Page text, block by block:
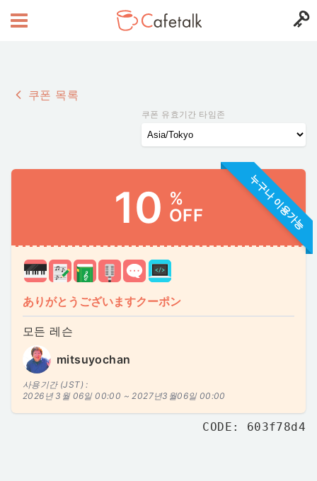
쿠폰 목록
쿠폰 유효기간 타임존
누구나 이용가능
10 %
OFF
ありがとうございますクーポン
모든 레슨
mitsuyochan
사용기간 (JST) :
2026년 3월 06일 00:00 ~2027년3월06일 00:00
CODE: 603f78d4